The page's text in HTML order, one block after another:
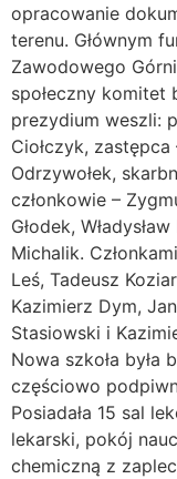
opracowanie
terenu. Głównym
Zawodowego
społeczny komitet
prezydium weszli:
Ciołczyk,
Odrzywołek,
członkowie –
Głodek,
Michalik.
Leś, Tadeusz
Kazimierz Dym,
Stasiowski i
Nowa szkoła była
częściowo
Posiadała 15 sal
lekarski, pokój
chemiczną z